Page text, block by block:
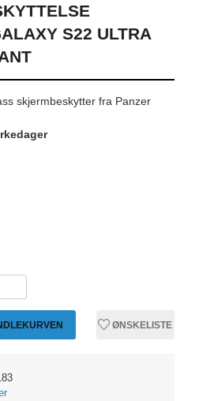
S22 ULTRA
skjermbeskytter fra Panzer
ØNSKELISTE